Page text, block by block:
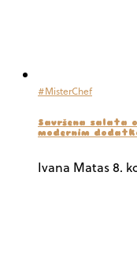
#MisterChef
Savršena salata
modernim
Ivana Matas 8.